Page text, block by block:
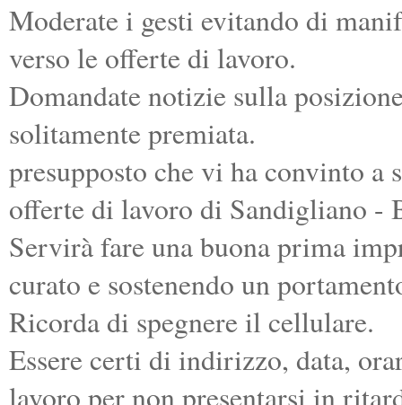
Moderate i gesti evitando di
verso le offerte di lavoro.
Domandate notizie sulla
solitamente premiata.
presupposto che vi ha convinto a
offerte di lavoro di Sandigliano -
Servirà fare una buona prima
curato e sostenendo un
Ricorda di spegnere il cellulare.
Essere certi di indirizzo, data,
lavoro per non presentarsi in